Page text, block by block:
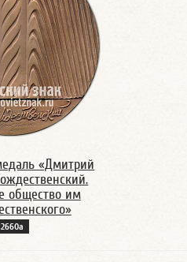
«Дмитрий
общество им